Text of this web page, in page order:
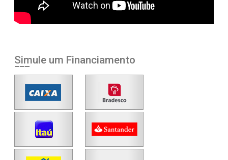
Simule um Financiamento